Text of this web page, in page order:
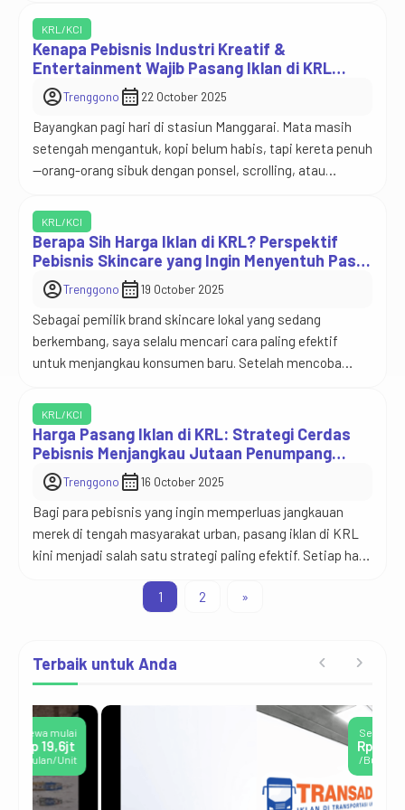
Jabodetabek. Namun di balik hiruk-pikuk itu, terdapat
peluang besar yang sering luput dari perhatian: beriklan di
dalam kereta KCI. Bagi pebisnis di industri entertainment
—mulai dari […]
KRL/KCI
Kenapa Pebisnis Industri Kreatif &
Entertainment Wajib Pasang Iklan di KRL
Commuter KCI
account_circleTrenggono calendar_month 22 October 2025
Bayangkan pagi hari di stasiun Manggarai. Mata masih
setengah mengantuk, kopi belum habis, tapi kereta penuh
—orang-orang sibuk dengan ponsel, scrolling, atau
sanalah peluang: ruang-ruang kecil di dalam gerbong dan
area stasiun yang setiap hari dilintasi ratusan ribu mata.
Untuk pebisnis di industri kreatif dan entertainment —
film, […]
KRL/KCI
Berapa Sih Harga Iklan di KRL? Perspektif
Pebisnis Skincare yang Ingin Menyentuh Pasar
Urban
account_circleTrenggono calendar_month19 October 2025
Sebagai pemilik brand skincare lokal yang sedang
berkembang, saya selalu mencari cara paling efektif
untuk menjangkau konsumen baru. Setelah mencoba
mulai melirik media yang tidak kalah menarik: KRL
Commuter Line. Tapi satu pertanyaan langsung muncul —
berapa harga iklan di KRL, dan apakah benar media ini
efektif […]
KRL/KCI
Harga Pasang Iklan di KRL: Strategi Cerdas
Pebisnis Menjangkau Jutaan Penumpang
Jabodetabek
account_circleTrenggono calendar_month16 October 2025
Bagi para pebisnis yang ingin memperluas jangkauan
merek di tengah masyarakat urban, pasang iklan di KRL
kini menjadi salah satu strategi paling efektif. Setiap hari,
Commuter Line Jabodetabek untuk mobilitas kerja. Angka
media […]
1 2 »
Terbaik untuk Anda
Sewa mulai
Rp 125,4jt